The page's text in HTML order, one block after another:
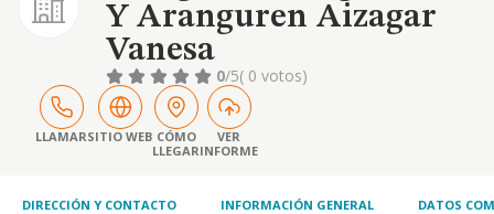
Y Aranguren Aizagar
Vanesa
0/5( 0 votos)
LLAMARSITIO WEB CÓMO
LLEGAR
VER
INFORME
DIRECCIÓN Y CONTACTO INFORMACIÓN GENERAL DATOS